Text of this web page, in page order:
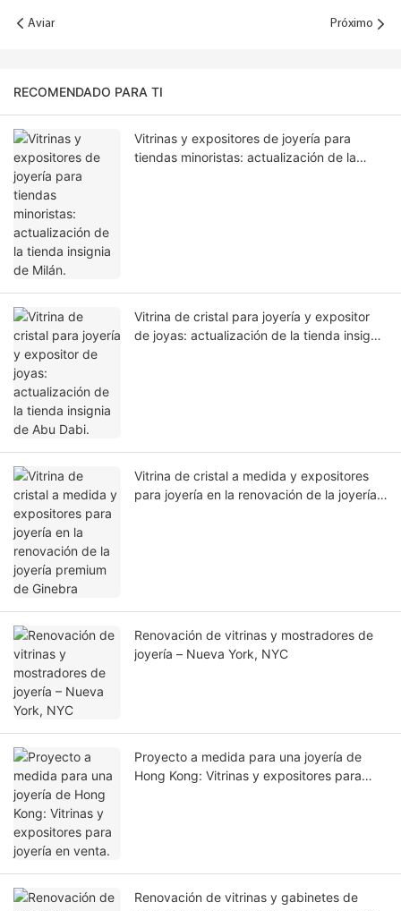
Aviar Próximo
RECOMENDADO PARA TI
Vitrinas y expositores de joyería para
tiendas minoristas: actualización de la
Vitrina de cristal para joyería y expositor
de joyas: actualización de la tienda insignia
Vitrina de cristal a medida y expositores
para joyería en la renovación de la joyería
Renovación de vitrinas y mostradores de
joyería – Nueva York, NYC
Proyecto a medida para una joyería de
Hong Kong: Vitrinas y expositores para
Renovación de vitrinas y gabinetes de